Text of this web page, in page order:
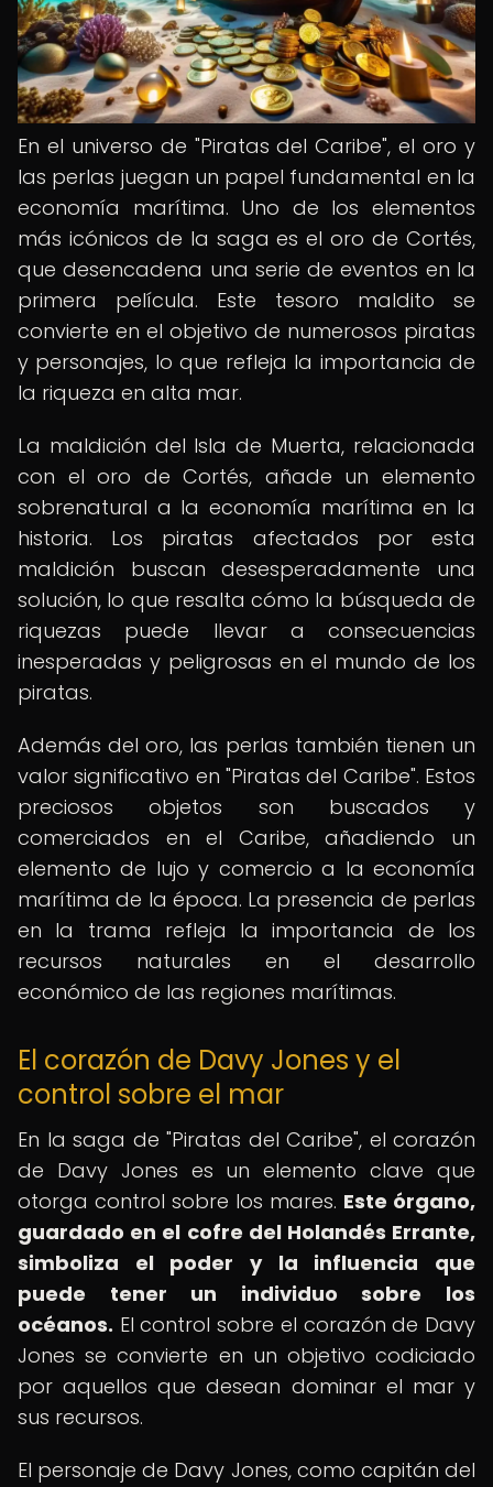
En el universo de "Piratas del Caribe", el oro y
las perlas juegan un papel fundamental en la
economía marítima. Uno de los elementos
más icónicos de la saga es el oro de Cortés,
que desencadena una serie de eventos en la
primera película. Este tesoro maldito se
convierte en el objetivo de numerosos piratas
y personajes, lo que refleja la importancia de
la riqueza en alta mar.
La maldición del Isla de Muerta, relacionada
con el oro de Cortés, añade un elemento
sobrenatural a la economía marítima en la
historia. Los piratas afectados por esta
maldición buscan desesperadamente una
solución, lo que resalta cómo la búsqueda de
riquezas puede llevar a consecuencias
inesperadas y peligrosas en el mundo de los
piratas.
Además del oro, las perlas también tienen un
valor significativo en "Piratas del Caribe". Estos
preciosos objetos son buscados y
comerciados en el Caribe, añadiendo un
elemento de lujo y comercio a la economía
marítima de la época. La presencia de perlas
en la trama refleja la importancia de los
recursos naturales en el desarrollo
económico de las regiones marítimas.
El corazón de Davy Jones y el
control sobre el mar
En la saga de "Piratas del Caribe", el corazón
de Davy Jones es un elemento clave que
otorga control sobre los mares. Este órgano,
guardado en el cofre del Holandés Errante,
simboliza el poder y la influencia que
puede tener un individuo sobre los
océanos. El control sobre el corazón de Davy
Jones se convierte en un objetivo codiciado
por aquellos que desean dominar el mar y
sus recursos.
El personaje de Davy Jones, como capitán del